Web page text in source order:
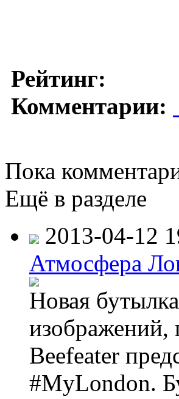
Рейтинг:
Комментарии:
Пока
Ещё в разделе
2013-04-12
Атмосфера
Новая
изображений,
Beefeater
#MyLondon.